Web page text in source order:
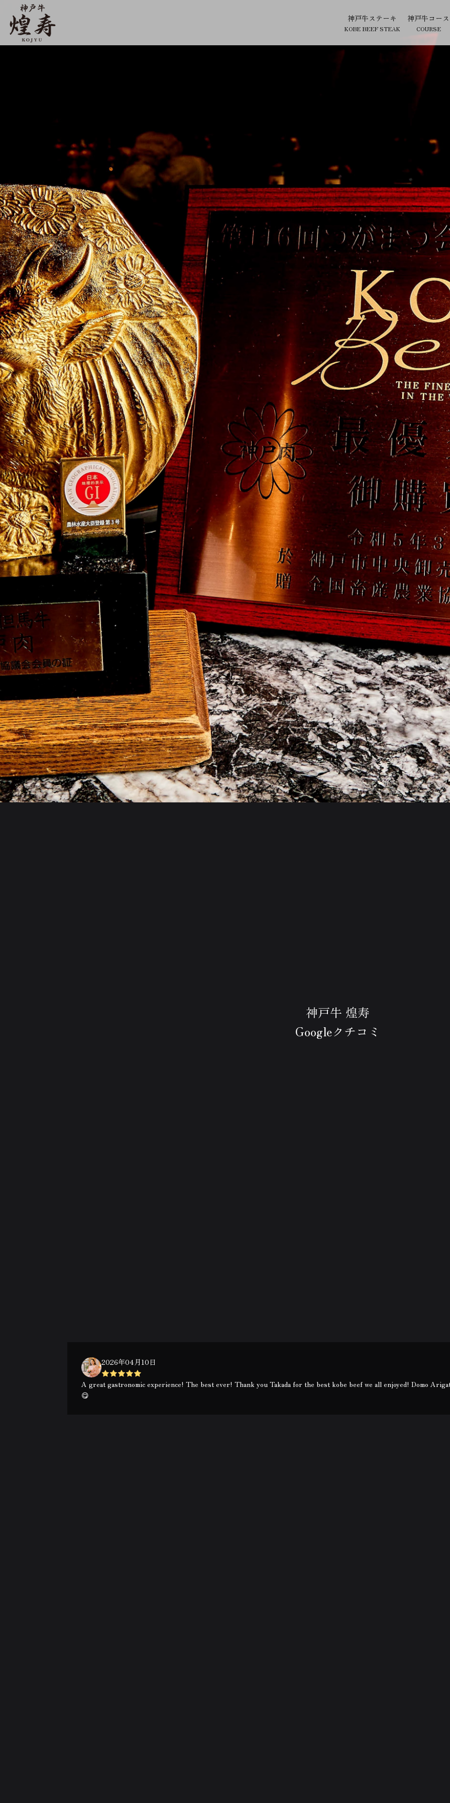
神戸牛ステーキ
KOBE BEEF STEAK
神戸牛コース
COURSE
神戸牛 煌寿
Googleクチコミ
2026年04月10日
A great gastronomic experience! The best ever! Thank you Takada for the best kobe beef we all enjoyed! Domo
😋